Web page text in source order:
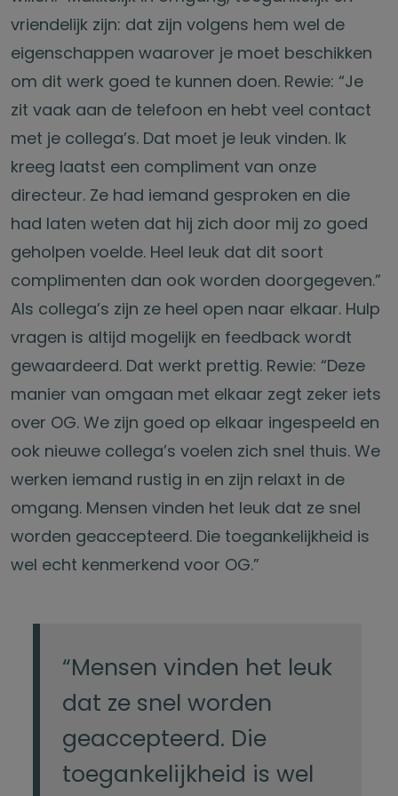
vriendelijk zijn: dat zijn volgens hem wel de
eigenschappen waarover je moet beschikken
om dit werk goed te kunnen doen. Rewie: “Je
zit vaak aan de telefoon en hebt veel contact
met je collega’s. Dat moet je leuk vinden. Ik
kreeg laatst een compliment van onze
directeur. Ze had iemand gesproken en die
had laten weten dat hij zich door mij zo goed
geholpen voelde. Heel leuk dat dit soort
complimenten dan ook worden doorgegeven.”
Als collega’s zijn ze heel open naar elkaar. Hulp
vragen is altijd mogelijk en feedback wordt
gewaardeerd. Dat werkt prettig. Rewie: “Deze
manier van omgaan met elkaar zegt zeker iets
over OG. We zijn goed op elkaar ingespeeld en
ook nieuwe collega’s voelen zich snel thuis. We
werken iemand rustig in en zijn relaxt in de
omgang. Mensen vinden het leuk dat ze snel
worden geaccepteerd. Die toegankelijkheid is
wel echt kenmerkend voor OG.”
“Mensen vinden het leuk
dat ze snel worden
geaccepteerd. Die
toegankelijkheid is wel